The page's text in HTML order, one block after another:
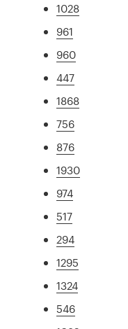
1028
961
960
447
1868
756
876
1930
974
517
294
1295
1324
546